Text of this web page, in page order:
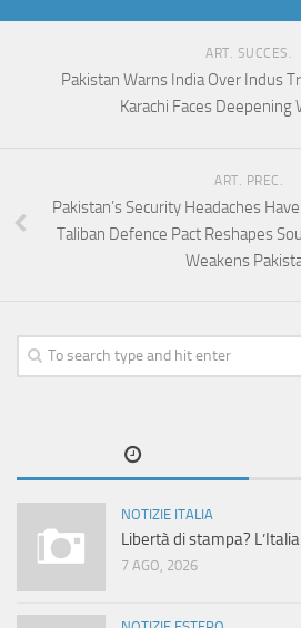
ART. SUCCES.
Pakistan Warns India Over Indus
Karachi Faces Deepening
ART. PREC.
Pakistan’s Security Headaches
Taliban Defence Pact Reshapes
Weakens
NOTIZIE ITALIA
Libertà di stampa?
7 AGO, 2026